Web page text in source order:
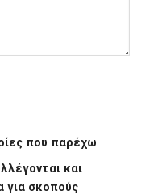
που παρέχω
και
για σκοπούς